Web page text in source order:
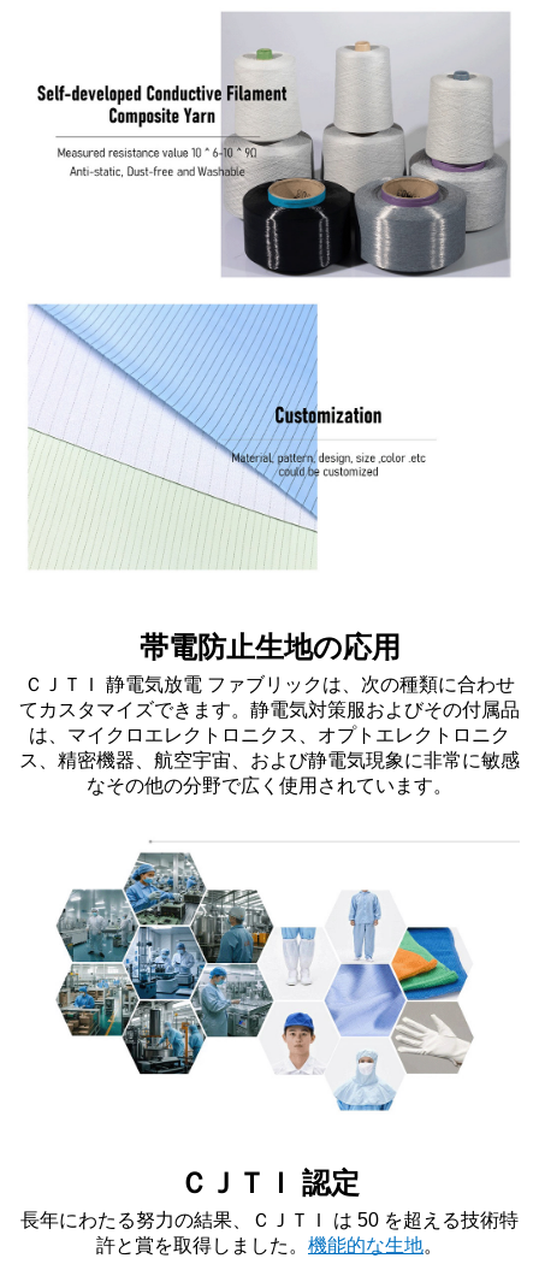
帯電防止生地の応用
ＣＪＴＩ 静電気放電 ファブリックは、次の種類に合わせ
てカスタマイズできます。 静電気対策服およびその付属品
は、マイクロエレクトロニクス、オプトエレクトロニク
ス、精密機器、航空宇宙、および静電気現象に非常に敏感
なその他の分野で広く使用されています。
ＣＪＴＩ 認定
長年にわたる努力の結果、ＣＪＴＩ は 50 を超える技術特
許と賞を取得しました。 機能的な生地。